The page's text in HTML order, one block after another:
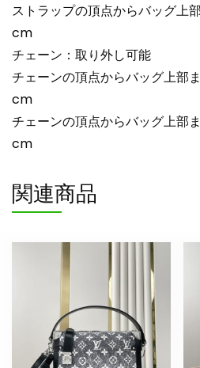
ストラップの頂点からバッグ上
cm
チェーン：取り外し可能
チェーンの頂点からバッグ上部
cm
チェーンの頂点からバッグ上部
cm
関連商品